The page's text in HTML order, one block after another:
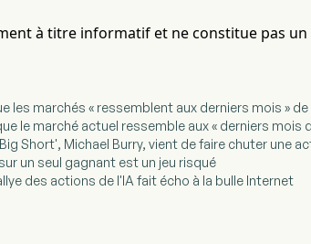
à titre informatif et ne constitue pas un
les marchés « ressemblent aux derniers mois »
le marché actuel ressemble aux « derniers mois
Short', Michael Burry, vient de faire chuter une
un seul gagnant est un jeu risqué
des actions de l'IA fait écho à la bulle Internet